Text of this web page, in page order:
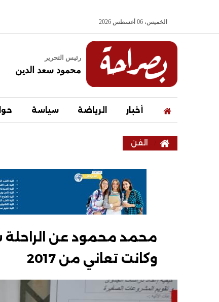
الخميس، 06 أغسطس 2026
رئيس التحرير
محمود سعد الدين
أخبار الرياضة سياسة
الفن
محمد محمود عن الراحلة
وكانت تعاني من 2017